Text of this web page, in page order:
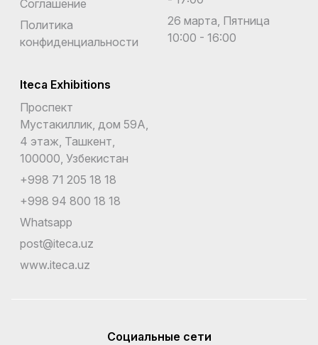
Соглашение
Политика
конфиденциальности
26 марта, Пятница
10:00 - 16:00
Iteca Exhibitions
Проспект
Мустакиллик, дом 59А,
4 этаж, Ташкент,
100000, Узбекистан
+998 71 205 18 18
+998 94 800 18 18
Whatsapp
post@iteca.uz
www.iteca.uz
Социальные сети